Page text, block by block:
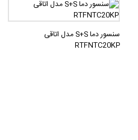
سنسور دما S+S مدل اتاقی
RTFNTC20KP